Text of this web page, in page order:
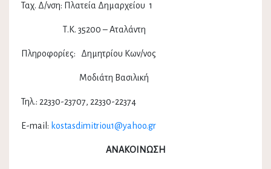
Ταχ. Δ/νση: Πλατεία Δημαρχείου 1
Τ.Κ. 35200 – Αταλάντη
Πληροφορίες: Δημητρίου Κων/νος
Μοδιάτη Βασιλική
Τηλ.: 22330-23707, 22330-22374
E-mail: kostasdimitriou1@yahoo.gr
ΑΝΑΚΟΙΝΩΣΗ